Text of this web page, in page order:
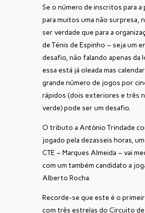
Se o número de inscritos para a
para muitos uma não surpresa,
ser verdade que para a
de Ténis de Espinho – seja um
desafio, não falando apenas da
essa está já oleada mas
grande número de jogos por
rápidos (dois exteriores e três
verde) pode ser um desafio.
O tributo a António Trindade
jogado pela dezasseis horas,
CTE – Marques Almeida – vai
com um também candidato a
Alberto Rocha.
Recorde-se que este é o
com três estrelas do Circuito